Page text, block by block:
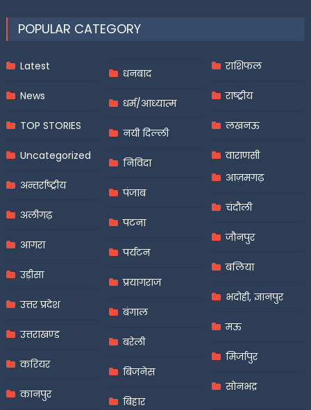
POPULAR CATEGORY
Latest
News
TOP STORIES
Uncategorized
अन्तर्राष्ट्रीय
अलीगढ़
आगरा
उड़ीसा
उत्तर प्रदेश
उत्तराखण्ड
करियर
कानपुर
धनबाद
धर्म/आध्यात्म
नयी दिल्ली
निविदा
पंजाब
पटना
पर्यटन
प्रयागराज
बंगाल
बरेली
बिजनेस
बिहार
राशिफल
राष्ट्रीय
लखनऊ
वाराणसी
आज़मगढ़
चंदौली
जौनपुर
बलिया
भदोही, ज्ञानपुर
मऊ
मिर्जापुर
सोनभद्र